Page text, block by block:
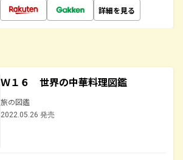
詳細を見る
Ｗ１６ 世界の中華料理図鑑
旅の図鑑
2022.05.26 発売